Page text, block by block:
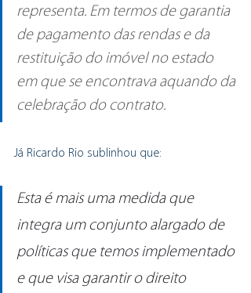
representa. Em termos de garantia
de pagamento das rendas e da
restituição do imóvel no estado
em que se encontrava aquando da
celebração do contrato.
Já Ricardo Rio sublinhou que:
Esta é mais uma medida que
integra um conjunto alargado de
políticas que temos implementado
e que visa garantir o direito